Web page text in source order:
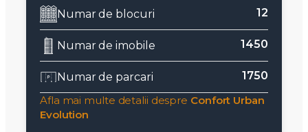
Numar de blocuri 12
Numar de imobile 1450
Numar de parcari
1750
Afla mai multe detalii despre Confort Urban
Evolution